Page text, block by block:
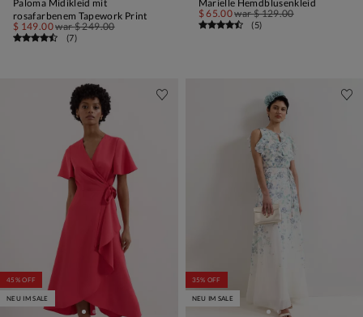
Paloma Midikleid mit
rosafarbenem Tapework Print
$ 149.00war$ 249.00
(7)
Marielle Hemdblusenkleid
$ 65.00war$ 129.00
(5)
45% OFF
NEU IM SALE
35% OFF
NEU IM SALE